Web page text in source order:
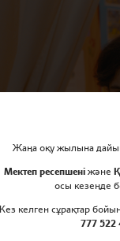
Жаңа оқу жылына
Мектеп ресепшені және
осы кезеңде
Кез келген сұрақтар
777 522